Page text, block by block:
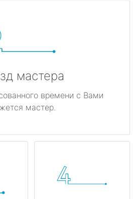
мастера
времени с Вами
мастер.